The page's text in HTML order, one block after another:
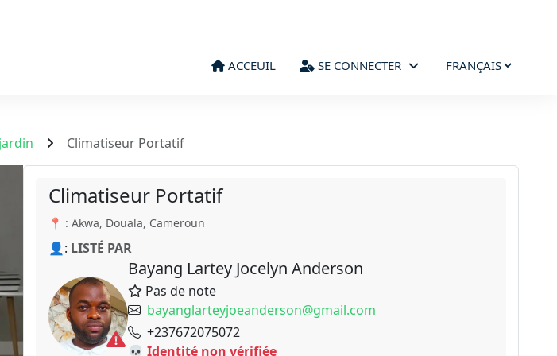
ACCEUIL SE CONNECTER
Climatiseur Portatif
Climatiseur Portatif
📍 : Akwa, Douala, Cameroun
👤: LISTÉ PAR
Bayang Lartey Jocelyn Anderson
Pas de note
bayanglarteyjoeanderson@gmail.com
+237672075072
💀 Identité non vérifiée